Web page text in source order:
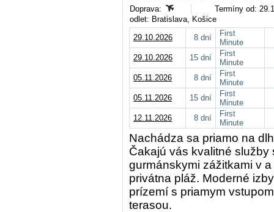
Doprava:
Termíny od:
odlet: Bratislava, Košice
29.10.2026
8 dní
First
Minute
29.10.2026
15 dní
First
Minute
05.11.2026
8 dní
First
Minute
05.11.2026
15 dní
First
Minute
12.11.2026
8 dní
First
Minute
Nachádza sa priamo na
Čakajú vás kvalitné
gurmánskymi zážitkami v
privátna pláž. Moderné
prízemí s priamym
terasou.